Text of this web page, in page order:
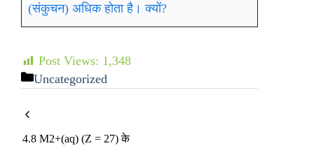
(संकुचन) अधिक होता है। क्यों?
Post Views: 1,348
Uncategorized
4.8 M2+(aq) (Z = 27) के